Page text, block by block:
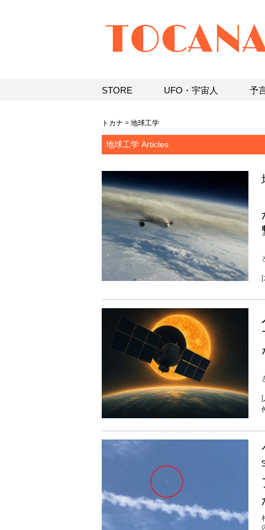
トカナ > 地球工学
地球工学 Articles
[
[
STORE UFO・宇宙人 予